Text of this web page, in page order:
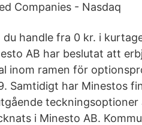
Companies - Nasdaq
handle fra 0 kr. i
AB har beslutat att
inom ramen för
Samtidigt har Minestos
i Minesto AB.